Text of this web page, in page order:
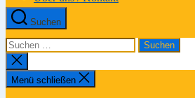
Suchen
Suchen
nach:
Suche
schließen
Menü schließen